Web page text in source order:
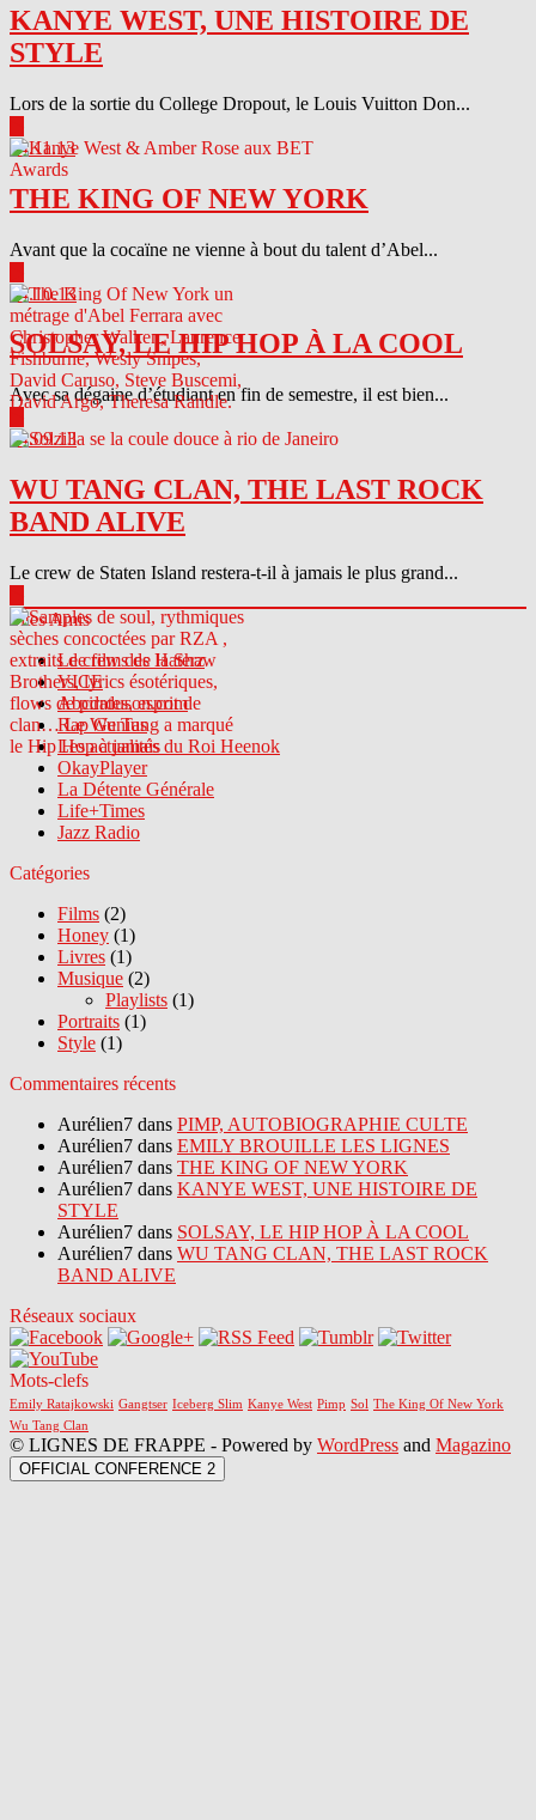
KANYE WEST, UNE HISTOIRE DE
STYLE
Lors de la sortie du College Dropout, le Louis Vuitton Don...
04.11.13
THE KING OF NEW YORK
Avant que la cocaïne ne vienne à bout du talent d’Abel...
04.10.13
SOLSAY, LE HIP HOP À LA COOL
Avec sa dégaine d’étudiant en fin de semestre, il est bien...
04.09.13
WU TANG CLAN, THE LAST ROCK
BAND ALIVE
Le crew de Staten Island restera-t-il à jamais le plus grand...
Sites Amis
Le crew des Haterz
VICE
Abcdrduson.com
Rap Genius
Les actualités du Roi Heenok
OkayPlayer
La Détente Générale
Life+Times
Jazz Radio
Catégories
Films (2)
Honey (1)
Livres (1)
Musique (2)
Playlists (1)
Portraits (1)
Style (1)
Commentaires récents
Aurélien7 dans PIMP, AUTOBIOGRAPHIE CULTE
Aurélien7 dans EMILY BROUILLE LES LIGNES
Aurélien7 dans THE KING OF NEW YORK
Aurélien7 dans KANYE WEST, UNE HISTOIRE DE
STYLE
Aurélien7 dans SOLSAY, LE HIP HOP À LA COOL
Aurélien7 dans WU TANG CLAN, THE LAST ROCK
BAND ALIVE
Réseaux sociaux
Mots-clefs
Emily Ratajkowski Gangtser Iceberg Slim Kanye West Pimp Sol The King Of New York
Wu Tang Clan
© LIGNES DE FRAPPE - Powered by WordPress and Magazino
OFFICIAL CONFERENCE 2